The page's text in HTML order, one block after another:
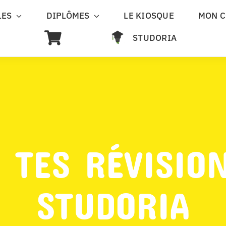
DIPLÔMES LE KIOSQUE
MON
STUDORIA
TES
STUDORIA